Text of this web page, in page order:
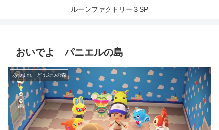
ルーンファクトリー３SP
おいでよ パニエルの島
あつまれ どうぶつの森